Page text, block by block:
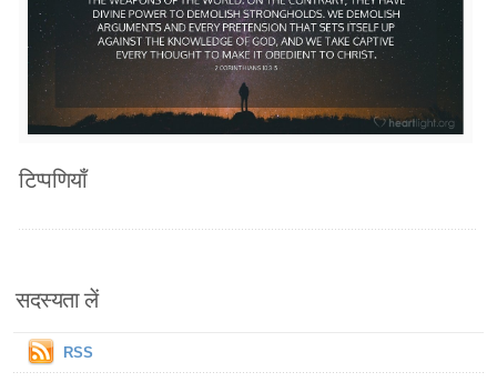
टिप्पणियाँ
सदस्यता लें
RSS